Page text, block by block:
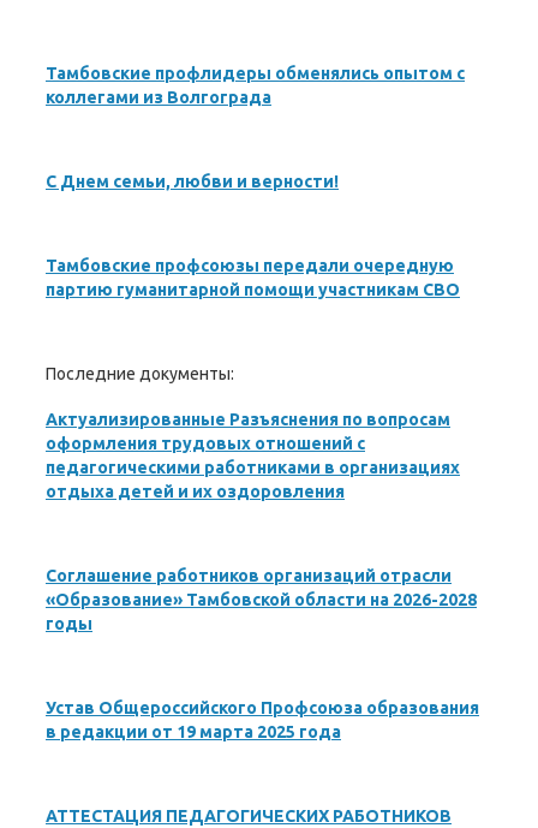
Тамбовские профлидеры обменялись опытом с
коллегами из Волгограда
С Днем семьи, любви и верности!
Тамбовские профсоюзы передали очередную
партию гуманитарной помощи участникам СВО
Последние документы:
Актуализированные Разъяснения по вопросам
оформления трудовых отношений с
педагогическими работниками в организациях
отдыха детей и их оздоровления
Соглашение работников организаций отрасли
«Образование» Тамбовской области на 2026-2028
годы
Устав Общероссийского Профсоюза образования
в редакции от 19 марта 2025 года
АТТЕСТАЦИЯ ПЕДАГОГИЧЕСКИХ РАБОТНИКОВ